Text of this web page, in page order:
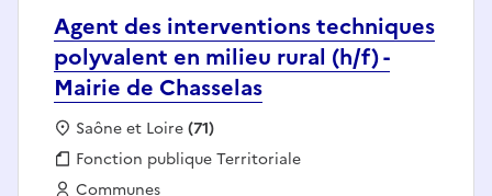
Agent des interventions techniques
polyvalent en milieu rural (h/f) -
Mairie de Chasselas
Localisation :
Saône et Loire(71)
Fonction publique :
Fonction publique Territoriale
Employeur :
Communes